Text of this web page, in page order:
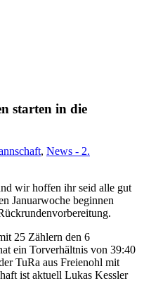
starten in die
, News - 2.
wir hoffen ihr seid alle gut
Januarwoche beginnen
25 Zählern den 6
ein Torverhältnis von 39:40
TuRa aus Freienohl mit
ist aktuell Lukas Kessler